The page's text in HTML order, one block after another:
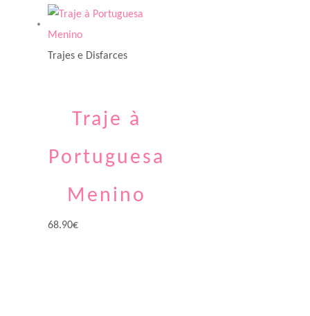
Trajes e Disfarces
Traje à
Portuguesa
Menino
68.90€